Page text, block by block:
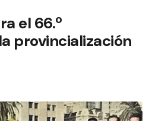
el 66.º
provincialización